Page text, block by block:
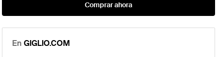
Comprar ahora
En GIGLIO.COM